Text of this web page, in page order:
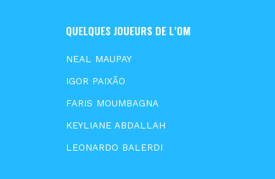
QUELQUES JOUEURS DE L’OM
NEAL MAUPAY
IGOR PAIXÃO
FARIS MOUMBAGNA
KEYLIANE ABDALLAH
LEONARDO BALERDI